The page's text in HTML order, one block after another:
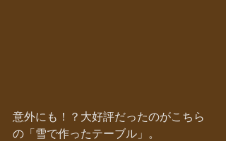
意外にも！？大好評だったのがこちら
の「雪で作ったテーブル」。